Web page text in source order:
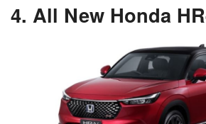
4. All New Honda